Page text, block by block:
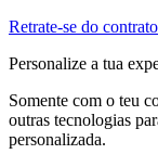
Retrate-se do contrato
Personalize a tua
Somente com o teu
outras tecnologias
personalizada.